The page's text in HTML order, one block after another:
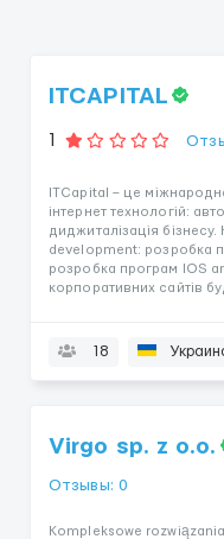
ITCAPITAL
ITCapital – це
інтернет технологій:
диджиталізація
development: розробка
розробка програм IOS
корпоративних сайтів
18
Virgo sp. z o.o.
Отзывы: 0
Kompleksowe